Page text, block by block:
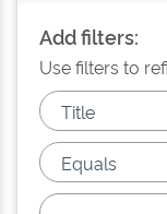
Add filters:
Use filters to